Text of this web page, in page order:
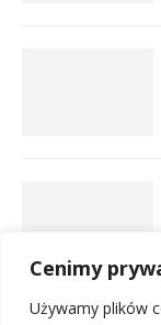
Cenimy
Używamy plików